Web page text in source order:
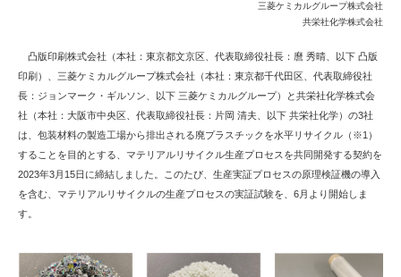
三菱ケミカルグループ株式会社
共栄社化学株式会社
凸版印刷株式会社（本社：東京都文京区、代表取締役社長：麿 秀晴、以下 凸版
印刷）、三菱ケミカルグループ株式会社（本社：東京都千代田区、代表取締役社
長：ジョンマーク・ギルソン、以下 三菱ケミカルグループ）と共栄社化学株式会
社（本社：大阪市中央区、代表取締役社長：片岡 清夫、以下 共栄社化学）の3社
は、包装材料の製造工場から排出される廃プラスチックを水平リサイクル（※1）
することを目的とする、マテリアルリサイクル生産プロセスを共同開発する契約を
2023年3月15日に締結しました。このたび、生産実証プロセスの原理検証機の導入
を含む、マテリアルリサイクルの生産プロセスの実証試験を、6月より開始しま
す。